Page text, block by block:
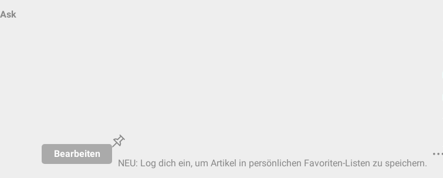
Ask
Bearbeiten
NEU: Log dich ein, um Artikel in persönlichen Favoriten-Listen zu speichern.